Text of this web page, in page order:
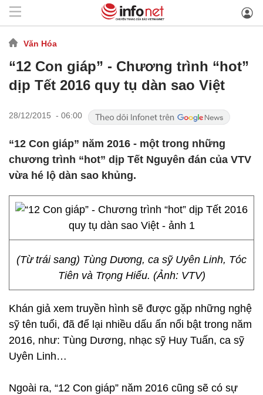
Văn Hóa
“12 Con giáp” - Chương trình “hot”
dịp Tết 2016 quy tụ dàn sao Việt
28/12/2015 - 06:00
“12 Con giáp” năm 2016 - một trong những
chương trình “hot” dịp Tết Nguyên đán của VTV
vừa hé lộ dàn sao khủng.
(Từ trái sang) Tùng Dương, ca sỹ Uyên Linh, Tóc
Tiên và Trọng Hiếu. (Ảnh: VTV)
Khán giả xem truyền hình sẽ được gặp những nghệ
sỹ tên tuổi, đã để lại nhiều dấu ấn nổi bật trong năm
2016, như: Tùng Dương, nhạc sỹ Huy Tuấn, ca sỹ
Uyên Linh…
Ngoài ra, “12 Con giáp” năm 2016 cũng sẽ có sự